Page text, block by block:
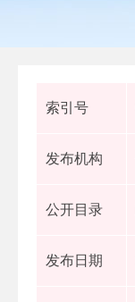
索引号
发布机构
公开目录
发布日期